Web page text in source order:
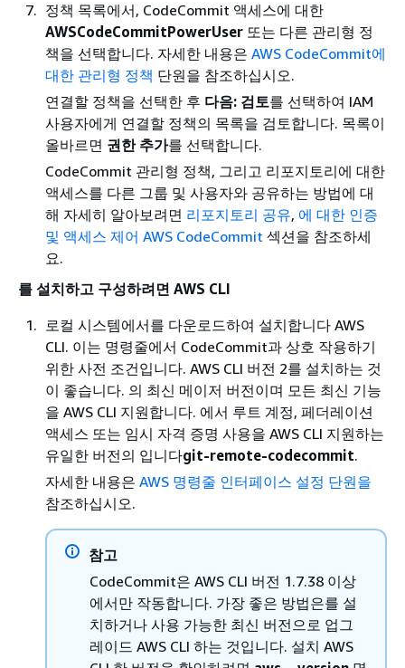
정책 목록에서, CodeCommit 액세스에 대한
AWSCodeCommitPowerUser 또는 다른 관리형 정
책을 선택합니다. 자세한 내용은 AWS CodeCommit에
대한 관리형 정책 단원을 참조하십시오.
연결할 정책을 선택한 후 다음: 검토를 선택하여 IAM
사용자에게 연결할 정책의 목록을 검토합니다. 목록이
올바르면 권한 추가를 선택합니다.
CodeCommit 관리형 정책, 그리고 리포지토리에 대한
액세스를 다른 그룹 및 사용자와 공유하는 방법에 대
해 자세히 알아보려면 리포지토리 공유, 에 대한 인증
및 액세스 제어 AWS CodeCommit 섹션을 참조하세
요.
를 설치하고 구성하려면 AWS CLI
로컬 시스템에서를 다운로드하여 설치합니다 AWS
CLI. 이는 명령줄에서 CodeCommit과 상호 작용하기
위한 사전 조건입니다. AWS CLI 버전 2를 설치하는 것
이 좋습니다. 의 최신 메이저 버전이며 모든 최신 기능
을 AWS CLI 지원합니다. 에서 루트 계정, 페더레이션
액세스 또는 임시 자격 증명 사용을 AWS CLI 지원하는
유일한 버전의 입니다git-remote-codecommit.
자세한 내용은 AWS 명령줄 인터페이스 설정 단원을
참조하십시오.
참고
CodeCommit은 AWS CLI 버전 1.7.38 이상
에서만 작동합니다. 가장 좋은 방법은를 설
치하거나 사용 가능한 최신 버전으로 업그
레이드 AWS CLI 하는 것입니다. 설치 AWS